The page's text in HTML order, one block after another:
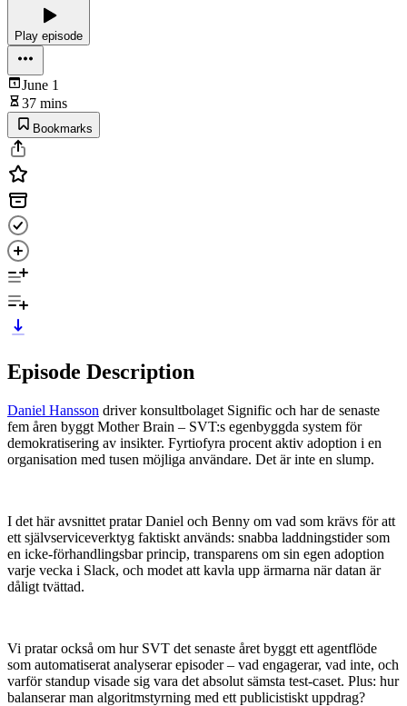
Play episode
June 1
37 mins
Bookmarks
Episode Description
Daniel Hansson driver konsultbolaget Signific och har de senaste
fem åren byggt Mother Brain – SVT:s egenbyggda system för
demokratisering av insikter. Fyrtiofyra procent aktiv adoption i en
organisation med tusen möjliga användare. Det är inte en slump.
I det här avsnittet pratar Daniel och Benny om vad som krävs för att
ett självserviceverktyg faktiskt används: snabba laddningstider som
en icke-förhandlingsbar princip, transparens om sin egen adoption
varje vecka i Slack, och modet att kavla upp ärmarna när datan är
dåligt tvättad.
Vi pratar också om hur SVT det senaste året byggt ett agentflöde
som automatiserat analyserar episoder – vad engagerar, vad inte, och
varför standup visade sig vara det absolut sämsta test-caset. Plus: hur
balanserar man algoritmstyrning med ett publicistiskt uppdrag?